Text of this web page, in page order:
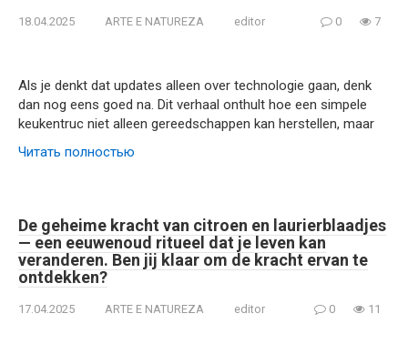
18.04.2025 ARTE E NATUREZA editor 0 7
Als je denkt dat updates alleen over technologie gaan, denk
dan nog eens goed na. Dit verhaal onthult hoe een simpele
keukentruc niet alleen gereedschappen kan herstellen, maar
Читать полностью
De geheime kracht van citroen en laurierblaadjes
— een eeuwenoud ritueel dat je leven kan
veranderen. Ben jij klaar om de kracht ervan te
ontdekken?
17.04.2025 ARTE E NATUREZA editor 0 11